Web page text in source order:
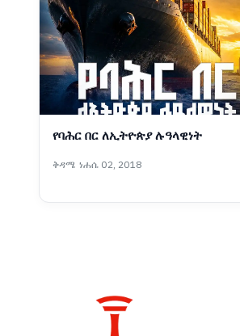
የባሕር በር ለኢትዮጵያ ሉዓላዊነት
ቅዳሜ ነሐሴ 02, 2018